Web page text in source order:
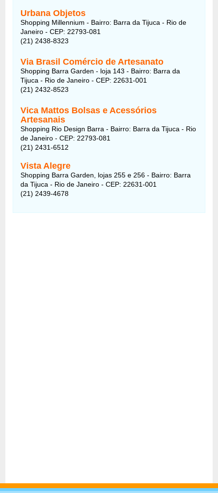
Urbana Objetos
Shopping Millennium - Bairro: Barra da Tijuca - Rio de
Janeiro - CEP: 22793-081
(21) 2438-8323
Via Brasil Comércio de Artesanato
Shopping Barra Garden - loja 143 - Bairro: Barra da
Tijuca - Rio de Janeiro - CEP: 22631-001
(21) 2432-8523
Vica Mattos Bolsas e Acessórios
Artesanais
Shopping Rio Design Barra - Bairro: Barra da Tijuca - Rio
de Janeiro - CEP: 22793-081
(21) 2431-6512
Vista Alegre
Shopping Barra Garden, lojas 255 e 256 - Bairro: Barra
da Tijuca - Rio de Janeiro - CEP: 22631-001
(21) 2439-4678